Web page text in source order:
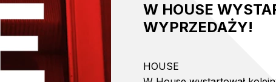
W HOUSE
WYPRZEDAŻY!
HOUSE